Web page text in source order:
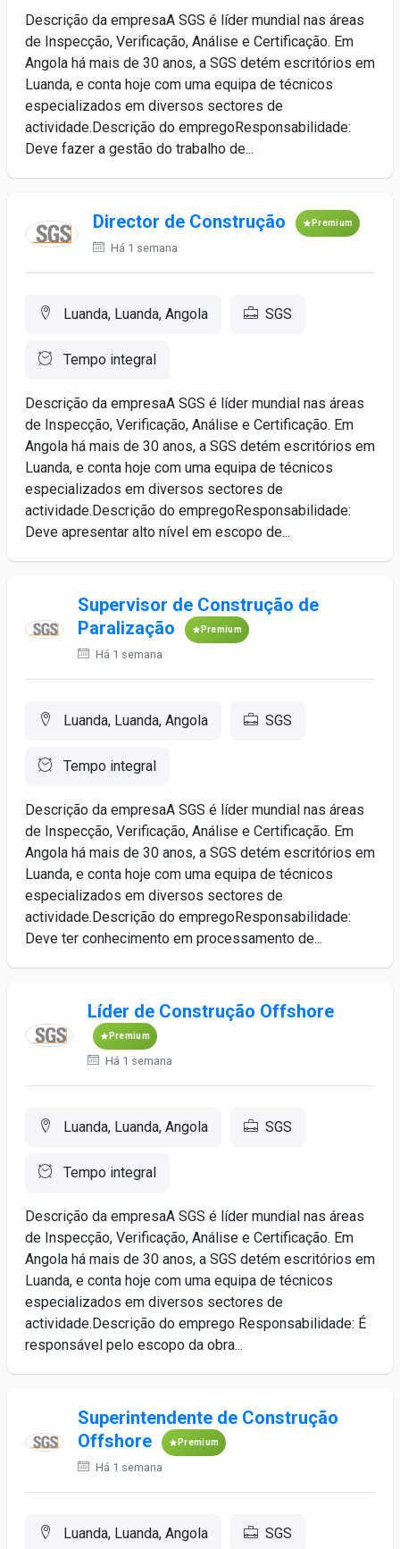
Descrição da empresaA SGS é líder mundial nas áreas
de Inspecção, Verificação, Análise e Certificação. Em
Angola há mais de 30 anos, a SGS detém escritórios em
Luanda, e conta hoje com uma equipa de técnicos
especializados em diversos sectores de
actividade.Descrição do empregoResponsabilidade:
Deve fazer a gestão do trabalho de...
Director de Construção Premium
Há 1 semana
Luanda, Luanda, Angola SGS
Tempo integral
Descrição da empresaA SGS é líder mundial nas áreas
de Inspecção, Verificação, Análise e Certificação. Em
Angola há mais de 30 anos, a SGS detém escritórios em
Luanda, e conta hoje com uma equipa de técnicos
especializados em diversos sectores de
actividade.Descrição do empregoResponsabilidade:
Deve apresentar alto nível em escopo de...
Supervisor de Construção de
Paralização
Premium
Há 1 semana
Luanda, Luanda, Angola SGS
Tempo integral
Descrição da empresaA SGS é líder mundial nas áreas
de Inspecção, Verificação, Análise e Certificação. Em
Angola há mais de 30 anos, a SGS detém escritórios em
Luanda, e conta hoje com uma equipa de técnicos
especializados em diversos sectores de
actividade.Descrição do empregoResponsabilidade:
Deve ter conhecimento em processamento de...
Líder de Construção Offshore
Premium
Há 1 semana
Luanda, Luanda, Angola SGS
Tempo integral
Descrição da empresaA SGS é líder mundial nas áreas
de Inspecção, Verificação, Análise e Certificação. Em
Angola há mais de 30 anos, a SGS detém escritórios em
Luanda, e conta hoje com uma equipa de técnicos
especializados em diversos sectores de
actividade.Descrição do emprego Responsabilidade: É
responsável pelo escopo da obra...
Superintendente de Construção
Offshore
Premium
Há 1 semana
Luanda, Luanda, Angola SGS